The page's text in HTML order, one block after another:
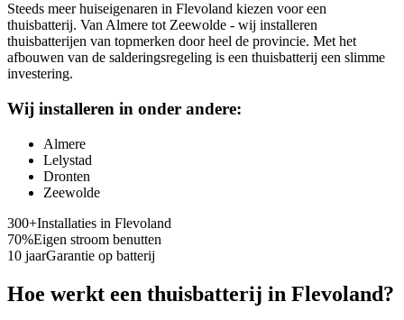
Steeds meer huiseigenaren in Flevoland kiezen voor een
thuisbatterij. Van Almere tot Zeewolde - wij installeren
thuisbatterijen van topmerken door heel de provincie. Met het
afbouwen van de salderingsregeling is een thuisbatterij een slimme
investering.
Wij installeren in onder andere:
Almere
Lelystad
Dronten
Zeewolde
300+Installaties in Flevoland
70%Eigen stroom benutten
10 jaarGarantie op batterij
Hoe werkt een thuisbatterij in Flevoland?